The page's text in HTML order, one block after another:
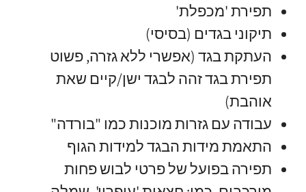
תפירת 'מכפלת'
תיקוני בגדים (בסיסי)
העתקת בגד (אפשרי ללא גזרה, פשוט
תפירת בגד זהה לבגד ישן/קיים שאת
אוהבת)
עבודה עם גזרות מוכנות כמו "בורדה"
התאמת מידות הבגד למידות הגוף
תפירה בפועל של פרטי לבוש פחות